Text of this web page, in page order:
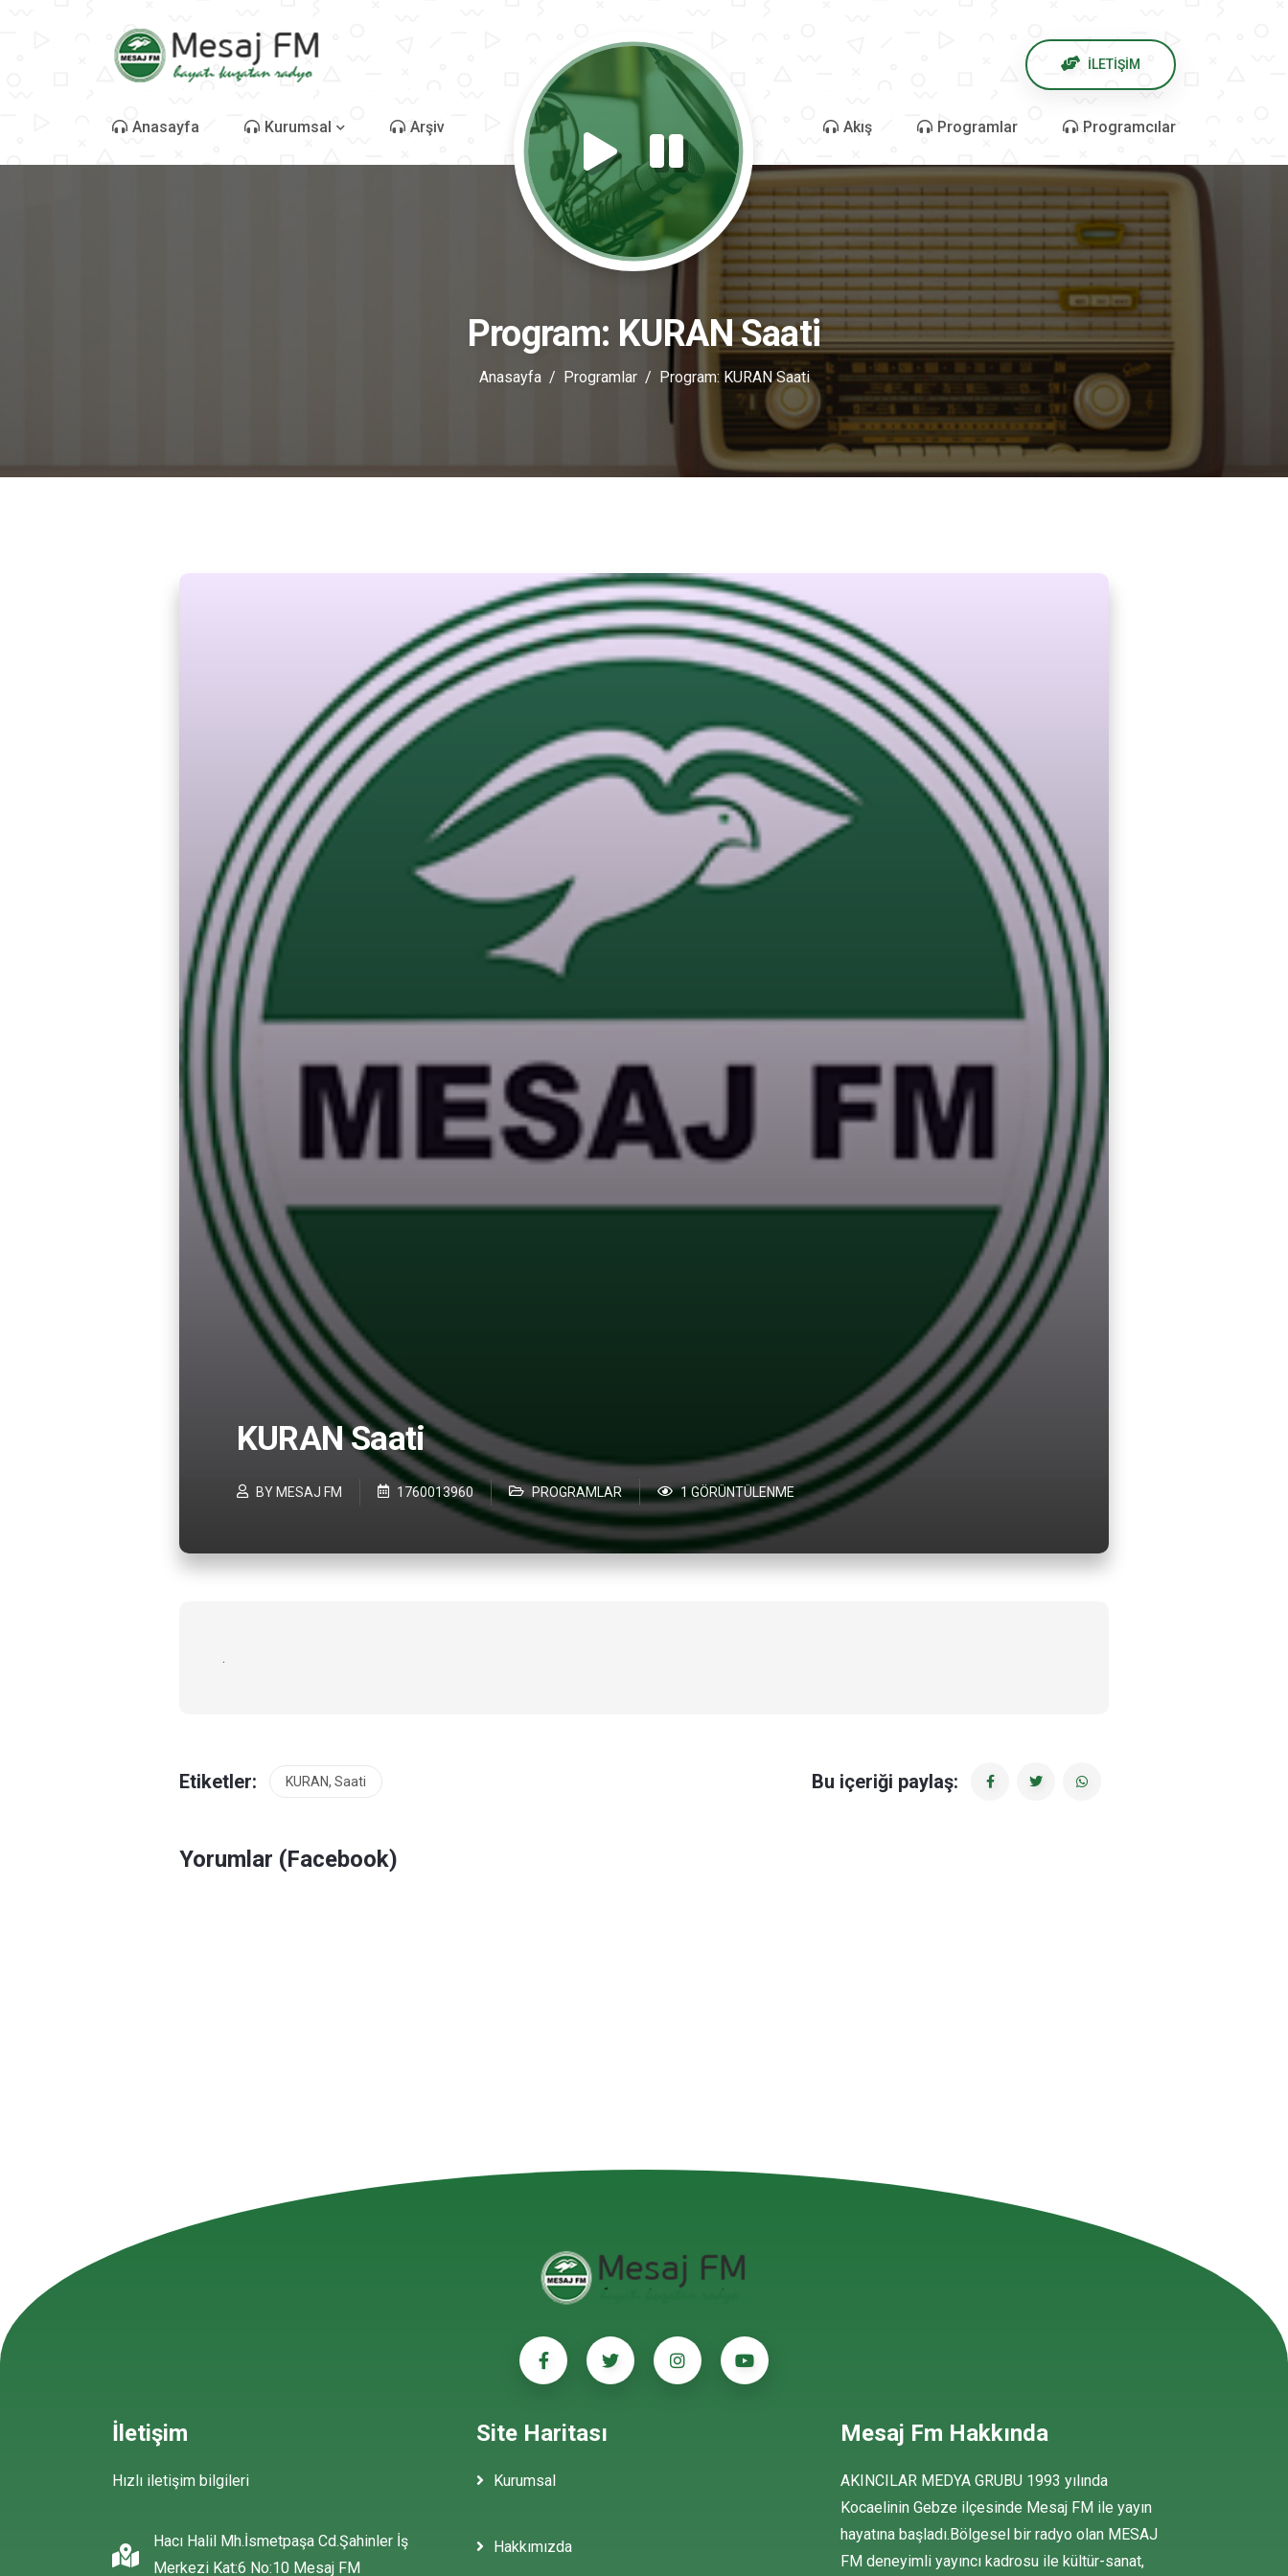
İLETİŞİM
Anasayfa Kurumsal Arşiv Akış Programlar Programcılar
Program: KURAN Saati
Anasayfa Programlar Program: KURAN Saati
KURAN Saati
BY MESAJ FM 1760013960 PROGRAMLAR 1 GÖRÜNTÜLENME
.
Etiketler: KURAN, Saati Bu içeriği paylaş:
Yorumlar (Facebook)
İletişim
Hızlı iletişim bilgileri
Hacı Halil Mh.İsmetpaşa Cd.Şahinler İş
Merkezi Kat:6 No:10 Mesaj FM
Site Haritası
Kurumsal
Hakkımızda
Mesaj Fm Hakkında
AKINCILAR MEDYA GRUBU 1993 yılında
Kocaelinin Gebze ilçesinde Mesaj FM ile yayın
hayatına başladı.Bölgesel bir radyo olan MESAJ
FM deneyimli yayıncı kadrosu ile kültür-sanat,